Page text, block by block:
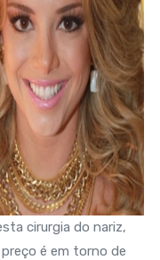
cirurgia do nariz,
é em torno de